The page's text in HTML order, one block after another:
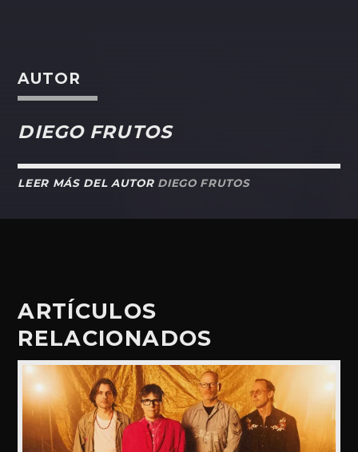
AUTOR
DIEGO FRUTOS
LEER MÁS DEL AUTOR DIEGO FRUTOS
ARTÍCULOS
RELACIONADOS